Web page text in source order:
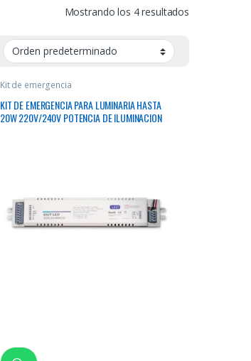
Mostrando los 4 resultados
Kit de emergencia
KIT DE EMERGENCIA PARA LUMINARIA HASTA
20W 220V/240V POTENCIA DE ILUMINACION